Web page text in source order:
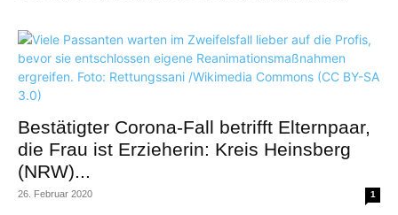
Bestätigter Corona-Fall betrifft Elternpaar,
die Frau ist Erzieherin: Kreis Heinsberg
(NRW)...
26. Februar 2020 1